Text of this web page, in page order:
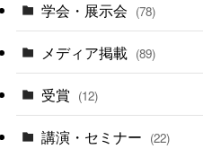
学会・展示会 (78)
メディア掲載 (89)
受賞 (12)
講演・セミナー (22)